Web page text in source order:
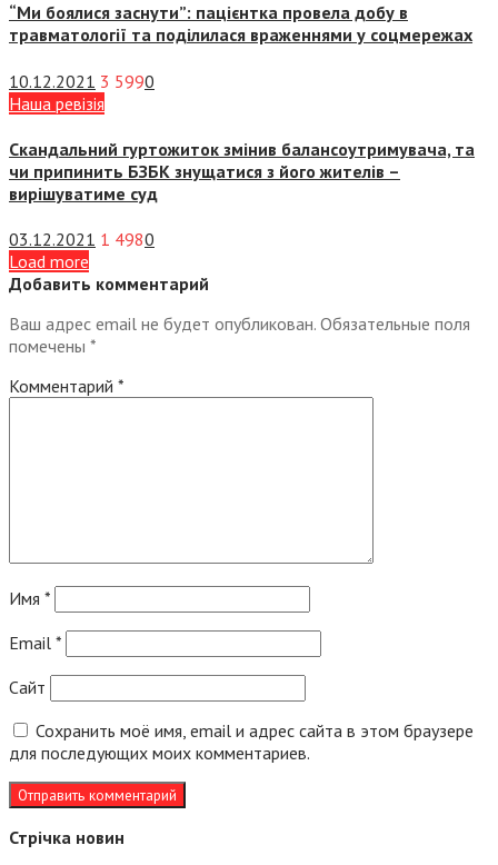
“Ми боялися заснути”: пацієнтка провела добу в
травматології та поділилася враженнями у соцмережах
10.12.2021 3 5990
Наша ревізія
Скандальний гуртожиток змінив балансоутримувача, та
чи припинить БЗБК знущатися з його жителів –
вирішуватиме суд
03.12.2021 1 4980
Load more
Добавить комментарий
Ваш адрес email не будет опубликован. Обязательные поля
помечены *
Комментарий *
Имя *
Email *
Сайт
Сохранить моё имя, email и адрес сайта в этом браузере
для последующих моих комментариев.
Стрічка новин